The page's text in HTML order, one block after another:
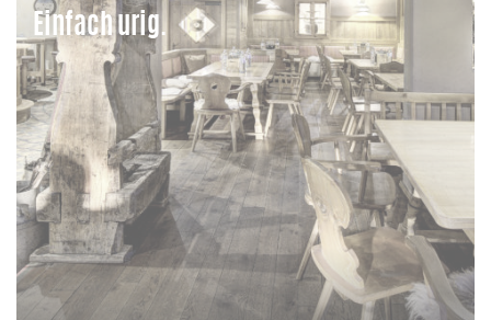
Einfach urig.